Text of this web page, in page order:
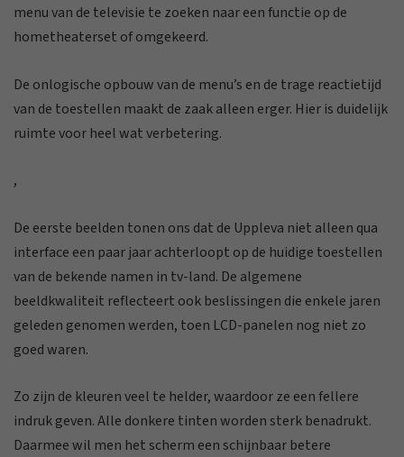
menu van de televisie te zoeken naar een functie op de
hometheaterset of omgekeerd.
De onlogische opbouw van de menu’s en de trage reactietijd
van de toestellen maakt de zaak alleen erger. Hier is duidelijk
ruimte voor heel wat verbetering.
,
De eerste beelden tonen ons dat de Uppleva niet alleen qua
interface een paar jaar achterloopt op de huidige toestellen
van de bekende namen in tv-land. De algemene
beeldkwaliteit reflecteert ook beslissingen die enkele jaren
geleden genomen werden, toen LCD-panelen nog niet zo
goed waren.
Zo zijn de kleuren veel te helder, waardoor ze een fellere
indruk geven. Alle donkere tinten worden sterk benadrukt.
Daarmee wil men het scherm een schijnbaar betere